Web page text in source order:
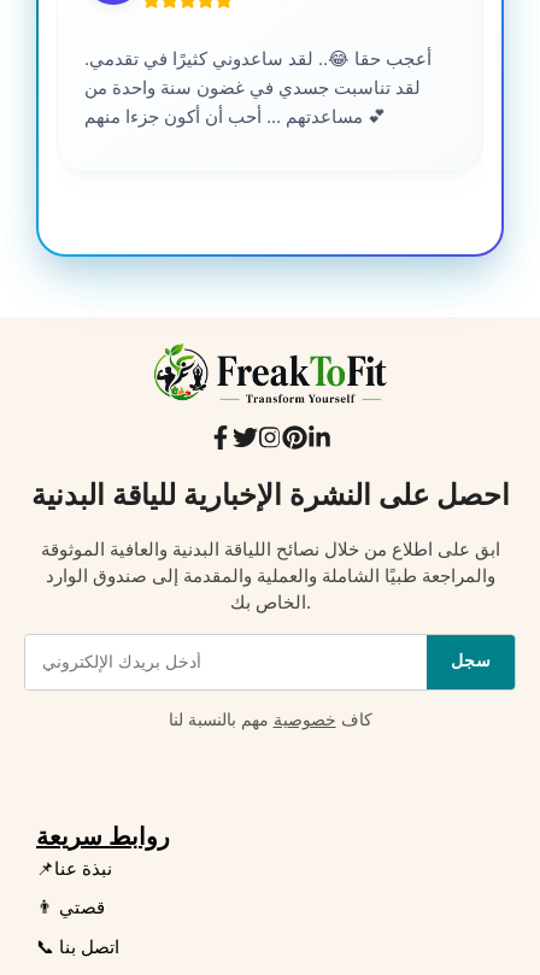
أعجب حقا 😂.. لقد ساعدوني كثيرًا في تقدمي.
لقد تناسبت جسدي في غضون سنة واحدة من
مساعدتهم ... أحب أن أكون جزءا منهم 💕
احصل على النشرة الإخبارية للياقة البدنية
ابق على اطلاع من خلال نصائح اللياقة البدنية والعافية الموثوقة
والمراجعة طبيًا الشاملة والعملية والمقدمة إلى صندوق الوارد
الخاص بك.
سجل
كاف خصوصية مهم بالنسبة لنا
روابط سريعة
📌نبذة عنا
👨 قصتي
📞 اتصل بنا